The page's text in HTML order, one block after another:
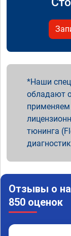
Наши
обладают
применяем
тюнинга
Отзывы о
850 оценок